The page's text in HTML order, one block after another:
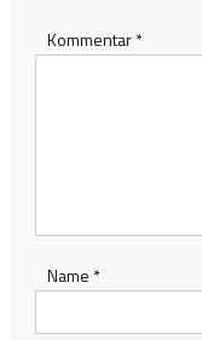
Kommentar*
Name *